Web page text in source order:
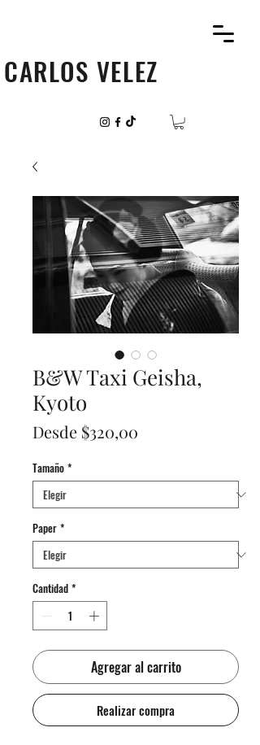
CARLOS VELEZ
B&W Taxi Geisha,
Kyoto
Desde $320,00
Tamaño *
Paper *
Cantidad *
Agregar al carrito
Realizar compra